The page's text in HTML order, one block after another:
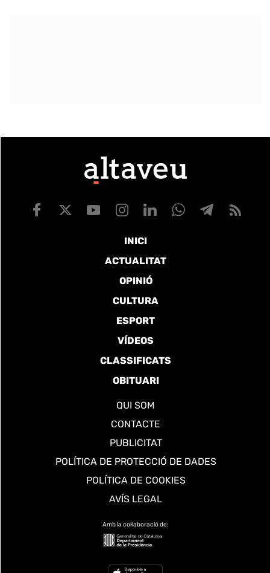
INICI
ACTUALITAT
OPINIÓ
CULTURA
ESPORT
VÍDEOS
CLASSIFICATS
OBITUARI
QUI SOM
CONTACTE
PUBLICITAT
POLÍTICA DE PROTECCIÓ DE DADES
POLÍTICA DE COOKIES
AVÍS LEGAL
Amb la col·laboració de: